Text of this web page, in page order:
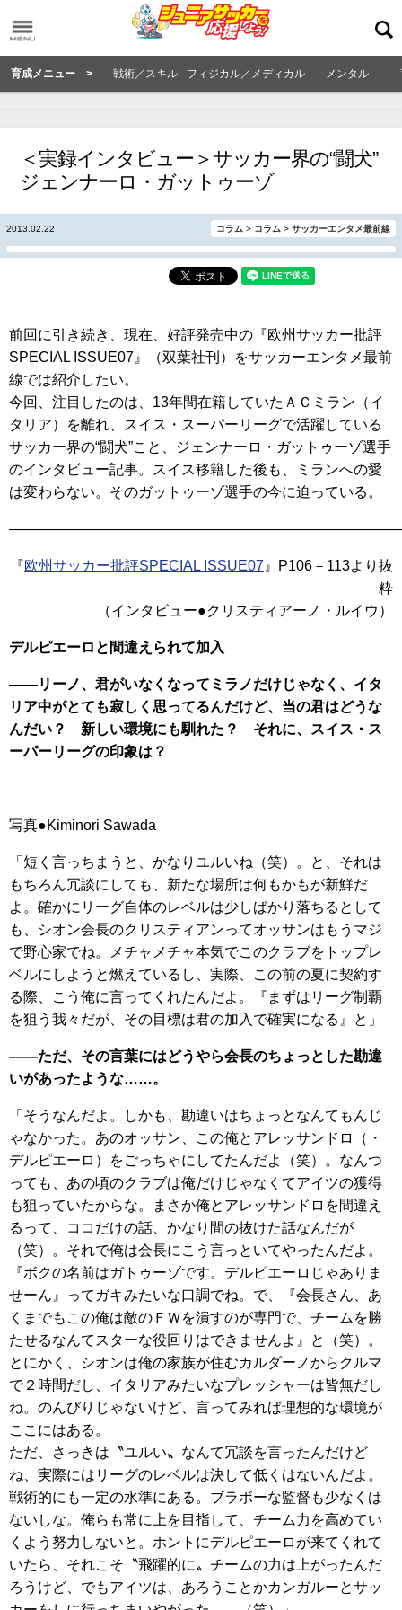
育成メニュー > 戦術／スキル フィジカル／メディカル メンタル
＜実録インタビュー＞サッカー界の“闘犬”
ジェンナーロ・ガットゥーゾ
2013.02.22 コラム > コラム > サッカーエンタメ最前線
前回に引き続き、現在、好評発売中の『欧州サッカー批評
SPECIAL ISSUE07』（双葉社刊）をサッカーエンタメ最前
線では紹介したい。
今回、注目したのは、13年間在籍していたＡＣミラン（イ
タリア）を離れ、スイス・スーパーリーグで活躍している
サッカー界の“闘犬”こと、ジェンナーロ・ガットゥーゾ選手
のインタビュー記事。スイス移籍した後も、ミランへの愛
は変わらない。そのガットゥーゾ選手の今に迫っている。
『欧州サッカー批評SPECIAL ISSUE07』P106－113より抜
粋
（インタビュー●クリスティアーノ・ルイウ）
デルピエーロと間違えられて加入
――リーノ、君がいなくなってミラノだけじゃなく、イタ
リア中がとても寂しく思ってるんだけど、当の君はどうな
んだい？ 新しい環境にも馴れた？ それに、スイス・ス
ーパーリーグの印象は？
写真●Kiminori Sawada
「短く言っちまうと、かなりユルいね（笑）。と、それは
もちろん冗談にしても、新たな場所は何もかもが新鮮だ
よ。確かにリーグ自体のレベルは少しばかり落ちるとして
も、シオン会長のクリスティアンってオッサンはもうマジ
で野心家でね。メチャメチャ本気でこのクラブをトップレ
ベルにしようと燃えているし、実際、この前の夏に契約す
る際、こう俺に言ってくれたんだよ。『まずはリーグ制覇
を狙う我々だが、その目標は君の加入で確実になる』と」
――ただ、その言葉にはどうやら会長のちょっとした勘違
いがあったような……。
「そうなんだよ。しかも、勘違いはちょっとなんてもんじ
ゃなかった。あのオッサン、この俺とアレッサンドロ（・
デルピエーロ）をごっちゃにしてたんだよ（笑）。なんつ
っても、あの頃のクラブは俺だけじゃなくてアイツの獲得
も狙っていたからな。まさか俺とアレッサンドロを間違え
るって、ココだけの話、かなり間の抜けた話なんだが
（笑）。それで俺は会長にこう言っといてやったんだよ。
『ボクの名前はガトゥーゾです。デルピエーロじゃありま
せーん』ってガキみたいな口調でね。で、『会長さん、あ
くまでもこの俺は敵のＦＷを潰すのが専門で、チームを勝
たせるなんてスターな役回りはできませんよ』と（笑）。
とにかく、シオンは俺の家族が住むカルダーノからクルマ
で２時間だし、イタリアみたいなプレッシャーは皆無だし
ね。のんびりじゃないけど、言ってみれば理想的な環境が
ここにはある。
ただ、さっきは〝ユルい〟なんて冗談を言ったんだけど
ね、実際にはリーグのレベルは決して低くはないんだよ。
戦術的にも一定の水準にある。ブラボーな監督も少なくは
ないしな。俺らも常に上を目指して、チーム力を高めてい
くよう努力しないと。ホントにデルピエーロが来てくれて
いたら、それこそ〝飛躍的に〟チームの力は上がったんだ
ろうけど、でもアイツは、あろうことかカンガルーとサッ